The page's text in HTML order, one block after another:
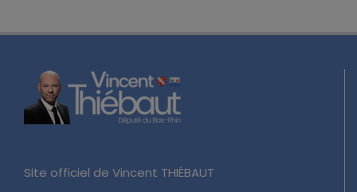
Site officiel de Vincent THIÉBAUT